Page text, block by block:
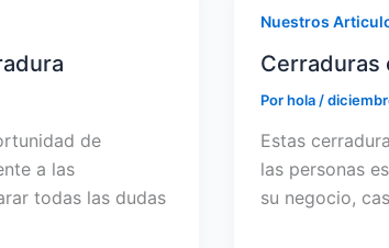
de
a las
todas las dudas
Nuestros
Cerraduras
Porhola /
Estas
las personas
su negocio,